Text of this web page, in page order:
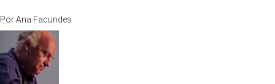
PorAna Facundes